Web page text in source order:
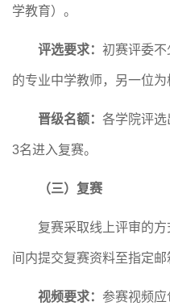
学教育）。
评选要求： 初赛评委
的专业中学教师，另一位为
晋级名额： 各学院评选
3名进入复赛。
（三）复赛
复赛采取线上评审的
间内提交复赛资料至指定邮
视频要求： 参赛视频应